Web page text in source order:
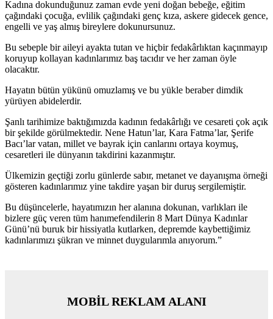
Kadına dokunduğunuz zaman evde yeni doğan bebeğe, eğitim
çağındaki çocuğa, evlilik çağındaki genç kıza, askere gidecek gence,
engelli ve yaş almış bireylere dokunursunuz.
Bu sebeple bir aileyi ayakta tutan ve hiçbir fedakârlıktan kaçınmayıp
koruyup kollayan kadınlarımız baş tacıdır ve her zaman öyle
olacaktır.
Hayatın bütün yükünü omuzlamış ve bu yükle beraber dimdik
yürüyen abidelerdir.
Şanlı tarihimize baktığımızda kadının fedakârlığı ve cesareti çok açık
bir şekilde görülmektedir. Nene Hatun’lar, Kara Fatma’lar, Şerife
Bacı’lar vatan, millet ve bayrak için canlarını ortaya koymuş,
cesaretleri ile dünyanın takdirini kazanmıştır.
Ülkemizin geçtiği zorlu günlerde sabır, metanet ve dayanışma örneği
gösteren kadınlarımız yine takdire yaşan bir duruş sergilemiştir.
Bu düşüncelerle, hayatımızın her alanına dokunan, varlıkları ile
bizlere güç veren tüm hanımefendilerin 8 Mart Dünya Kadınlar
Günü’nü buruk bir hissiyatla kutlarken, depremde kaybettiğimiz
kadınlarımızı şükran ve minnet duygularımla anıyorum.”
MOBİL REKLAM ALANI